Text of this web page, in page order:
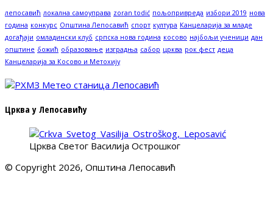
лепосавић локална самоуправа zoran todić пољопривреда избори 2019 нова
година конкурс Општина Лепосавић спорт култура Канцеларија за младе
догађаји омладински клуб српска нова година косово најбољи ученици дан
општине божић образовање изградња сабор црква рок фест деца
Канцеларија за Косово и Метохију
Црква у Лепосавићу
Црква Светог Василија Острошког
© Copyright 2026, Општина Лепосавић